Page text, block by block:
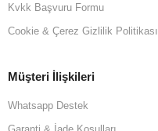
Kvkk Başvuru Formu
Cookie & Çerez Gizlilik Politikası
Müşteri İlişkileri
Whatsapp Destek